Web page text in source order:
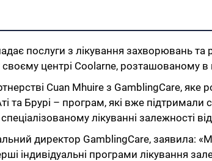
послуги з лікування захворювань та
центрі Coolarne, розташованому в
Cuan Mhuire з GamblingCare, яке
та Брурі – програм, які вже
лікуванні залежності від
директор GamblingCare, заявила:
індивідуальні програми лікування